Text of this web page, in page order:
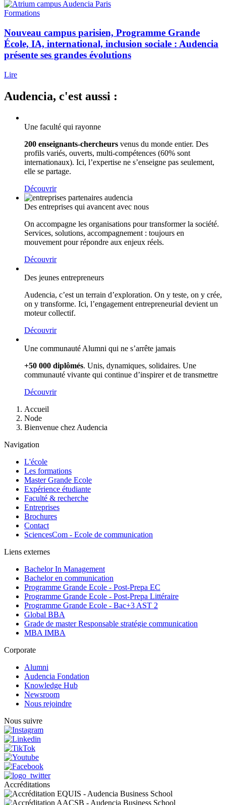
Formations
Nouveau campus parisien, Programme Grande
École, IA, international, inclusion sociale : Audencia
présente ses grandes évolutions
Lire
Audencia, c'est aussi :
Une faculté qui rayonne
200 enseignants-chercheurs venus du monde entier. Des
profils variés, ouverts, multi-compétences (60% sont
internationaux). Ici, l’expertise ne s’enseigne pas seulement,
elle se partage.
Découvrir
Des entreprises qui avancent avec nous
On accompagne les organisations pour transformer la société.
Services, solutions, accompagnement : toujours en
mouvement pour répondre aux enjeux réels.
Découvrir
Des jeunes entrepreneurs
Audencia, c’est un terrain d’exploration. On y teste, on y crée,
on y transforme. Ici, l’engagement entrepreneurial devient un
moteur collectif.
Découvrir
Une communauté Alumni qui ne s’arrête jamais
+50 000 diplômés. Unis, dynamiques, solidaires. Une
communauté vivante qui continue d’inspirer et de transmettre
Découvrir
d'Ariane
Accueil
Node
Bienvenue chez Audencia
Navigation
L'école
Les formations
Master Grande Ecole
Expérience étudiante
Faculté & recherche
Entreprises
Brochures
Contact
SciencesCom - Ecole de communication
Liens externes
Bachelor In Management
Bachelor en communication
Programme Grande Ecole - Post-Prepa EC
Programme Grande Ecole - Post-Prepa Littéraire
Programme Grande Ecole - Bac+3 AST 2
Global BBA
Grade de master Responsable stratégie communication
MBA IMBA
Corporate
Alumni
Audencia Fondation
Knowledge Hub
Newsroom
Nous rejoindre
Nous suivre
Accréditations